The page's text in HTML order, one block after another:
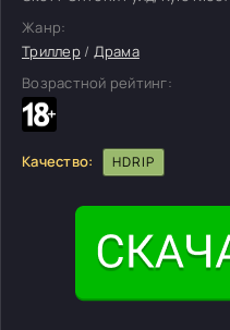
Жанр:
Триллер/ Драма
Возрастной рейтинг:
Качество: HDRIP